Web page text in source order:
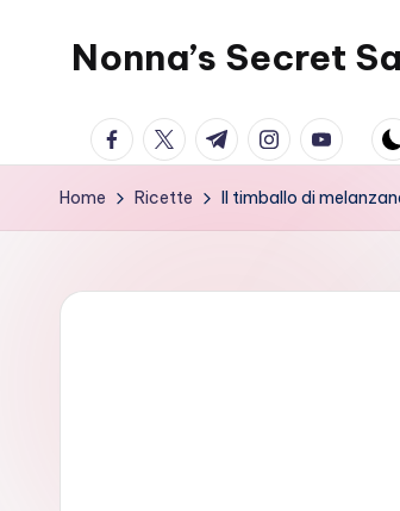
Nonna’s Secret
facebook.com
twitter.com
t.me instagram.com
Home Ricette Il timballo di